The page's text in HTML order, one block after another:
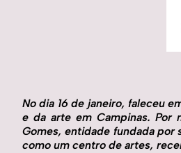
No dia 16 de janeiro, faleceu
e da arte em Campinas. Por
Gomes, entidade fundada por
como um centro de artes,